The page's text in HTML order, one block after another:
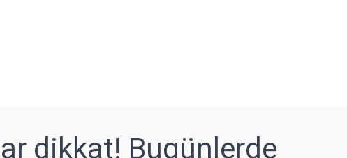
dikkat! Bugünlerde